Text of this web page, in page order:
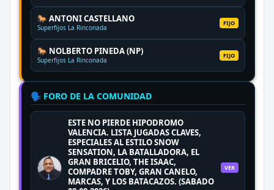
🐎 ANTONI CASTELLANO
Superfijos La Rinconada
FIJO
🐎 NOLBERTO PINEDA (NP)
Superfijos La Rinconada
FIJO
🗣️ FORO DE LA COMUNIDAD
ESTE NO PIERDE HIPODROMO
VALENCIA. LISTA JUGADAS CLAVES,
ESPECIALES AL ESTILO SNOW
SENSATION, LA BATALLADORA, EL
GRAN BRICELIO, THE ISAAC,
COMPADRE TOBY, GRAN CANELO,
MARCAS, Y LOS BATACAZOS. (SABADO
VER